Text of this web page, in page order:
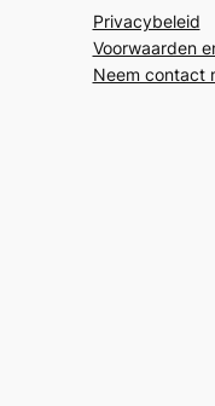
Privacybeleid
Voorwaarden
Neem contact